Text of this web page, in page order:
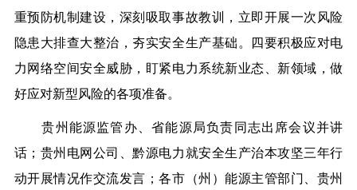
重预防机制建设，深刻吸取事故教训，立即开展一次风险
隐患大排查大整治，夯实安全生产基础。
四要积极应对电
力网络空间安全威胁，盯紧电力系统新业态、新领域，做
好应对新型风险的各项准备。
贵州能源监管办、省能源局负责同志出席会议并讲
话；贵州电网公司、黔源电力就安全生产治本攻坚三年行
动开展情况作交流发言；各市（州）能源主管部门、贵州